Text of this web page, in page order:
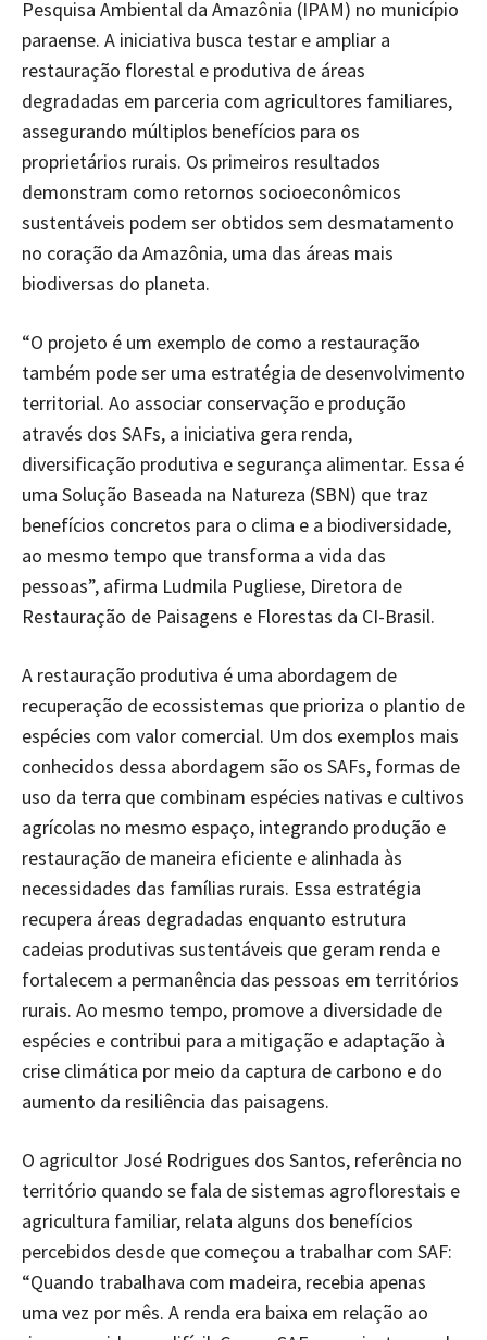
Pesquisa Ambiental da Amazônia (IPAM) no município
paraense. A iniciativa busca testar e ampliar a
restauração florestal e produtiva de áreas
degradadas em parceria com agricultores familiares,
assegurando múltiplos benefícios para os
proprietários rurais. Os primeiros resultados
demonstram como retornos socioeconômicos
sustentáveis podem ser obtidos sem desmatamento
no coração da Amazônia, uma das áreas mais
biodiversas do planeta.
“O projeto é um exemplo de como a restauração
também pode ser uma estratégia de desenvolvimento
territorial. Ao associar conservação e produção
através dos SAFs, a iniciativa gera renda,
diversificação produtiva e segurança alimentar. Essa é
uma Solução Baseada na Natureza (SBN) que traz
benefícios concretos para o clima e a biodiversidade,
ao mesmo tempo que transforma a vida das
pessoas”, afirma Ludmila Pugliese, Diretora de
Restauração de Paisagens e Florestas da CI-Brasil.
A restauração produtiva é uma abordagem de
recuperação de ecossistemas que prioriza o plantio de
espécies com valor comercial. Um dos exemplos mais
conhecidos dessa abordagem são os SAFs, formas de
uso da terra que combinam espécies nativas e cultivos
agrícolas no mesmo espaço, integrando produção e
restauração de maneira eficiente e alinhada às
necessidades das famílias rurais. Essa estratégia
recupera áreas degradadas enquanto estrutura
cadeias produtivas sustentáveis que geram renda e
fortalecem a permanência das pessoas em territórios
rurais. Ao mesmo tempo, promove a diversidade de
espécies e contribui para a mitigação e adaptação à
crise climática por meio da captura de carbono e do
aumento da resiliência das paisagens.
O agricultor José Rodrigues dos Santos, referência no
território quando se fala de sistemas agroflorestais e
agricultura familiar, relata alguns dos benefícios
percebidos desde que começou a trabalhar com SAF:
“Quando trabalhava com madeira, recebia apenas
uma vez por mês. A renda era baixa em relação ao